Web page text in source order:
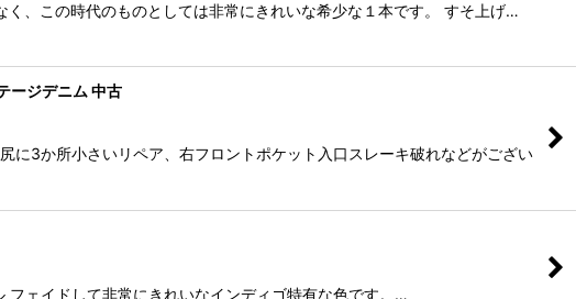
、この時代のものとしては非常にきれいな希少な１本です。 すそ上げ…
ージデニム 中古
3か所小さいリペア、右フロントポケット入口スレーキ破れなどがござい
ェイドして非常にきれいなインディゴ特有な色です。…